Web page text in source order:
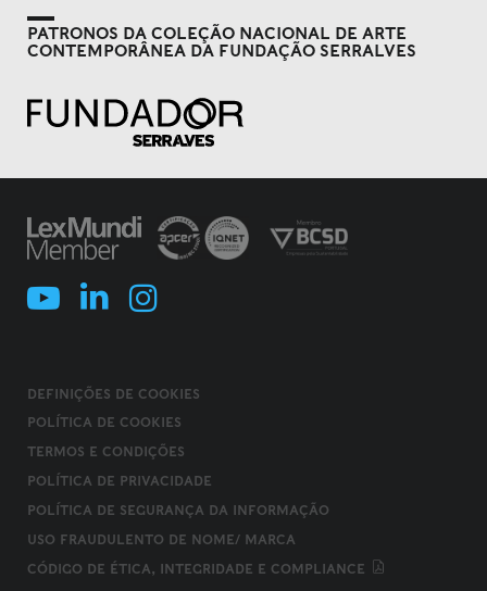
PATRONOS DA COLEÇÃO NACIONAL DE ARTE
CONTEMPORÂNEA DA FUNDAÇÃO SERRALVES
DEFINIÇÕES DE COOKIES
POLÍTICA DE COOKIES
TERMOS E CONDIÇÕES
POLÍTICA DE PRIVACIDADE
POLÍTICA DE SEGURANÇA DA INFORMAÇÃO
USO FRAUDULENTO DE NOME/ MARCA
CÓDIGO DE ÉTICA, INTEGRIDADE E COMPLIANCE